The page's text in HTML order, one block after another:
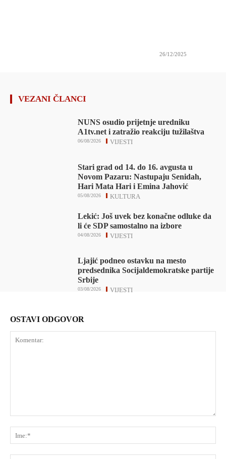
26/12/2025
VEZANI ČLANCI
NUNS osudio prijetnje uredniku
A1tv.net i zatražio reakciju tužilaštva
VIJESTI
06/08/2026
Stari grad od 14. do 16. avgusta u
Novom Pazaru: Nastupaju Senidah,
Hari Mata Hari i Emina Jahović
KULTURA
05/08/2026
Lekić: Još uvek bez konačne odluke da
li će SDP samostalno na izbore
VIJESTI
04/08/2026
Ljajić podneo ostavku na mesto
predsednika Socijaldemokratske partije
Srbije
VIJESTI
03/08/2026
OSTAVI ODGOVOR